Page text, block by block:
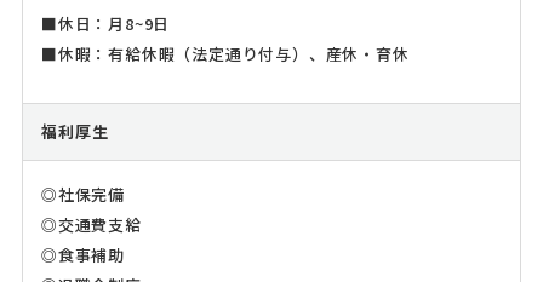
■休日：月8~9日
■休暇：有給休暇（法定通り付与）、産休・育休
福利厚生
◎社保完備
◎交通費支給
◎食事補助